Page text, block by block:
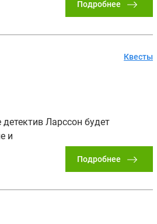
Подробнее
Ларссон будет
и
Квесты
Подробнее